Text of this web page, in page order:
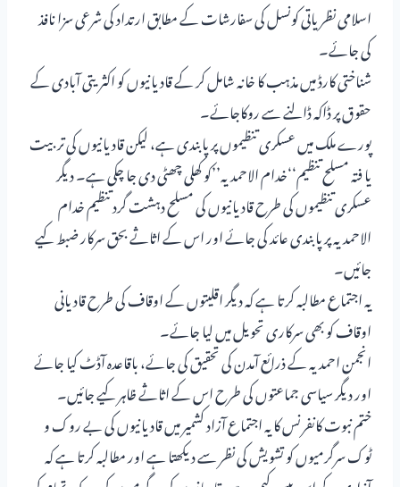
اسلامی نظریاتی کونسل کی سفارشات کے مطابق ارتداد کی شرعی سزا نافذ
کی جائے۔
شناختی کارڈ میں مذہب کا خانہ شامل کر کے قادیانیوں کو اکثریتی آبادی کے
حقوق پر ڈاکہ ڈالنے سے روکاجائے۔
پورے ملک میں عسکری تنظیموں پر پابندی ہے، لیکن قادیانیوں کی تربیت
یا فتہ مسلح تنظیم‘‘خدام الاحمدیہ’’کو کھلی چھٹی دی جا چکی ہے۔ دیگر
عسکری تنظیموں کی طرح قادیانیوں کی مسلح دہشت گرد تنظیم خدام
الاحمدیہ پر پابندی عائد کی جائے اور اس کے اثاثے بحق سرکار ضبط کیے
جائیں۔
یہ اجتماع مطالبہ کرتا ہے کہ دیگر اقلیتوں کے اوقاف کی طرح قادیانی
اوقاف کو بھی سرکاری تحویل میں لیا جائے۔
انجمن احمدیہ کے ذرائع آمدن کی تحقیق کی جائے، باقاعدہ آڈٹ کیا جائے
اور دیگر سیاسی جماعتوں کی طرح اس کے اثاثے ظاہر کیے جائیں۔
ختم نبوت کانفرنس کا یہ اجتماع آزاد کشمیر میں قادیانیوں کی بے روک و
ٹوک سرگرمیوں کو تشویش کی نظر سے دیکھتا ہے اور مطالبہ کرتا ہے کہ